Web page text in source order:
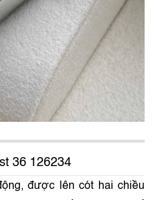
36 126234
được lên cót hai chiều